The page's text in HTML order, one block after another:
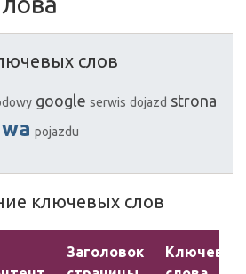
слов
google serwis dojazd strona
pojazdu
ключевых слов
Заголовок
Ключевые